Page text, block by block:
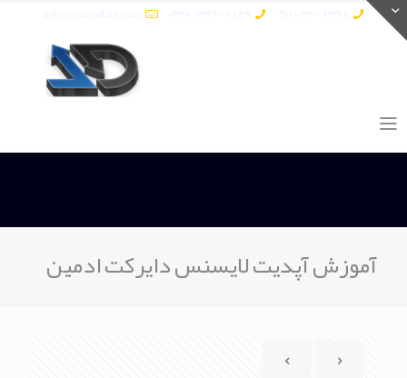
آموزش آپدیت لایسنس دایرکت ادمین